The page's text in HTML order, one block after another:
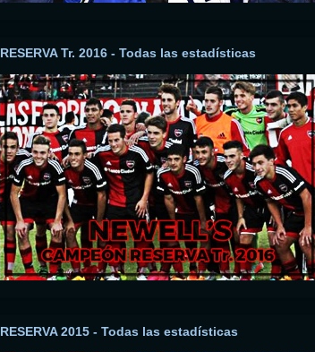
RESERVA Tr. 2016 - Todas las estadísticas
RESERVA 2015 - Todas las estadísticas